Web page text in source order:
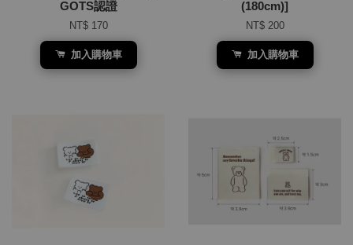
GOTS認證
NT$ 170
加入購物車
(180cm)]
NT$ 200
加入購物車